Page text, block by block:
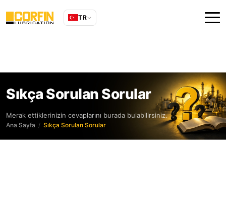
TR
Sıkça Sorulan Sorular
Merak ettiklerinizin cevaplarını burada bulabilirsiniz.
Ana Sayfa Sıkça Sorulan Sorular